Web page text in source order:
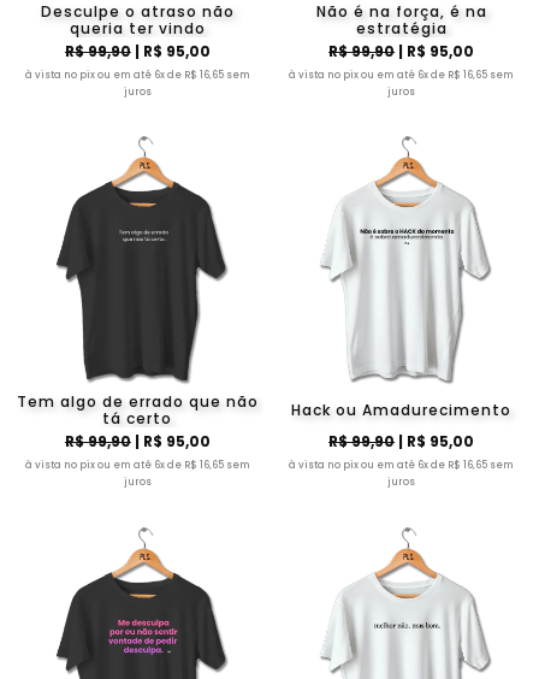
Desculpe o atraso não
queria ter vindo
R$ 99,90| R$ 95,00
à vista no pix ou em até 6x de R$ 16,65 sem
juros
Não é na força, é na
estratégia
R$ 99,90| R$ 95,00
à vista no pix ou em até 6x de R$ 16,65 sem
juros
Tem algo de errado que não
tá certo
R$ 99,90| R$ 95,00
à vista no pix ou em até 6x de R$ 16,65 sem
juros
Hack ou Amadurecimento
R$ 99,90| R$ 95,00
à vista no pix ou em até 6x de R$ 16,65 sem
juros